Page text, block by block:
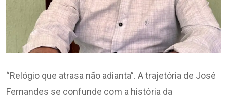
“Relógio que atrasa não adianta”. A trajetória de José
Fernandes se confunde com a história da